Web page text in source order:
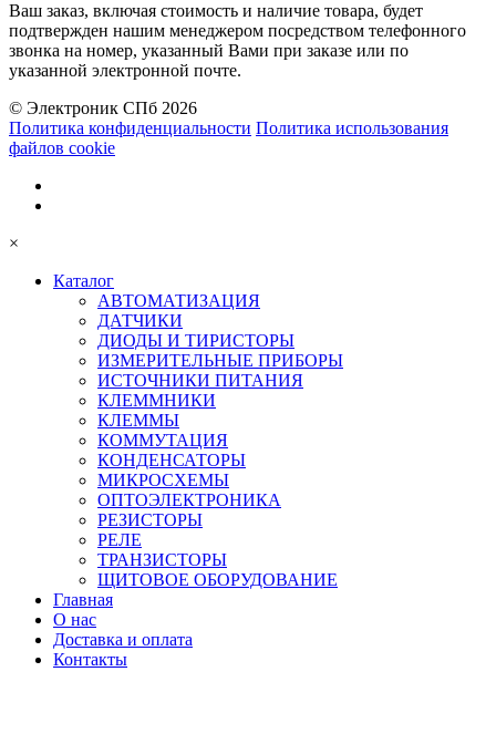
Ваш заказ, включая стоимость и наличие товара, будет
подтвержден нашим менеджером посредством телефонного
звонка на номер, указанный Вами при заказе или по
указанной электронной почте.
© Электроник СПб 2026
Политика конфиденциальности Политика использования
файлов cookie
×
Каталог
АВТОМАТИЗАЦИЯ
ДАТЧИКИ
ДИОДЫ И ТИРИСТОРЫ
ИЗМЕРИТЕЛЬНЫЕ ПРИБОРЫ
ИСТОЧНИКИ ПИТАНИЯ
КЛЕММНИКИ
КЛЕММЫ
КОММУТАЦИЯ
КОНДЕНСАТОРЫ
МИКРОСХЕМЫ
ОПТОЭЛЕКТРОНИКА
РЕЗИСТОРЫ
РЕЛЕ
ТРАНЗИСТОРЫ
ЩИТОВОЕ ОБОРУДОВАНИЕ
Главная
О нас
Доставка и оплата
Контакты